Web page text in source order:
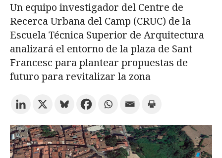
Prueba la búsqueda avanzada
Suscríbete a los boletines electrónicos de la URV Agenda
Un equipo investigador del Centre de
Recerca Urbana del Camp (CRUC) de la
Escuela Técnica Superior de Arquitectura
analizará el entorno de la plaza de Sant
Francesc para plantear propuestas de
futuro para revitalizar la zona